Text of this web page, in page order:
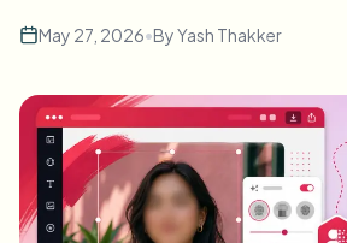
비디오 인텔리전스
May 27, 2026•ByYash Thakker